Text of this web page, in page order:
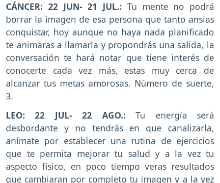
CÁNCER: 22 JUN- 21 JUL.: Tu mente no podrá
borrar la imagen de esa persona que tanto ansias
conquistar, hoy aunque no haya nada planificado
te animaras a llamarla y propondrás una salida, la
conversación te hará notar que tiene interés de
conocerte cada vez más, estas muy cerca de
alcanzar tus metas amorosas. Número de suerte,
3.
LEO: 22 JUL- 22 AGO.: Tu energía será
desbordante y no tendrás en que canalizarla,
anímate por establecer una rutina de ejercicios
que te permita mejorar tu salud y a la vez tu
aspecto físico, en poco tiempo veras resultados
que cambiaran por completo tu imagen y a la vez